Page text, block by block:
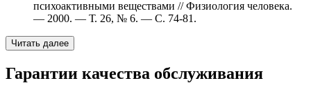
психоактивными веществами // Физиология человека.
— 2000. — Т. 26, № 6. — С. 74-81.
Читать далее
Гарантии качества обслуживания